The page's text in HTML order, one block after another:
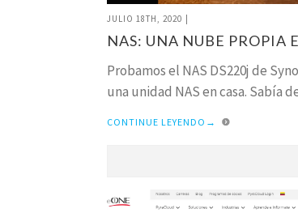
JULIO 18TH, 2020 |
NAS: UNA NUBE PROPIA
Probamos el NAS DS220j de
una unidad NAS en casa. Sabía
CONTINUE LEYENDO →